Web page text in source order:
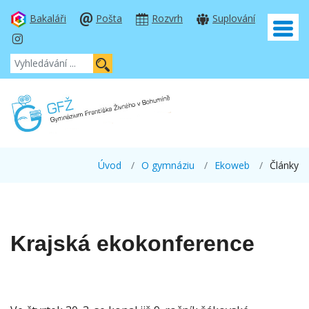
Bakaláři Pošta Rozvrh Suplování
Úvod O gymnáziu Ekoweb Články
Krajská ekokonference